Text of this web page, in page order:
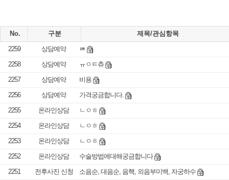
No. 구분
제목/관심항목
2259
상담예약
ㅀ
2258
상담예약
ㅠㅇㅌ츄
2257
상담예약
비용
2256
상담예약
가격궁금합니다.
2255
온라인상담
ㄴㅇㅎ
2254
온라인상담
ㄴㅇㅎ
2253
온라인상담
ㄴㅇㅎ
2252
온라인상담
수술방법에대해궁금합니다
2251
전후사진 신청
소음순, 대음순, 음핵, 외음부미백, 자궁하수